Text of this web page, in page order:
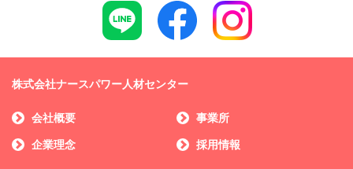
株式会社ナースパワー人材センター
会社概要 事業所
企業理念 採用情報